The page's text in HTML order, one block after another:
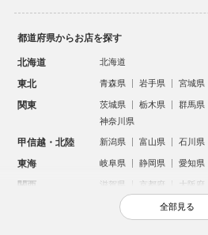
都道府県からお店を探す
北海道 北海道
東北 青森県 岩手県 宮城県
関東 茨城県 栃木県 群馬県
神奈川県
甲信越・北陸 新潟県 富山県 石川県
東海 岐阜県 静岡県 愛知県
関西 滋賀県 京都府 大阪府
鳥取県 島根県 岡山県
全部見る